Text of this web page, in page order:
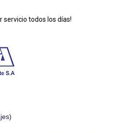
servicio todos los días!